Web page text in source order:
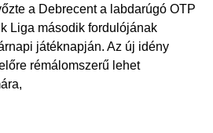
a Debrecent a labdarúgó OTP
Liga második fordulójának
játéknapján. Az új idény
rémálomszerű lehet